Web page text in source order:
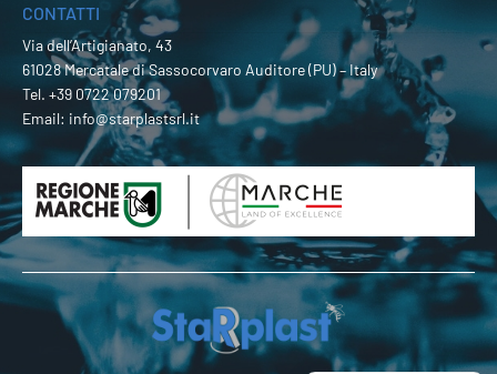
CONTATTI
Via dell’Artigianato, 43
61028 Mercatale di Sassocorvaro Auditore (PU) – Italy
Tel. +39 0722 079201
Email: info@starplastsrl.it